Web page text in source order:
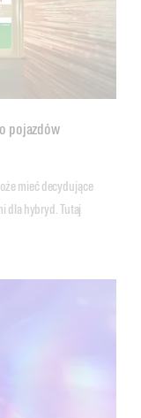
pojazdów
mieć decydujące
dla hybryd. Tutaj